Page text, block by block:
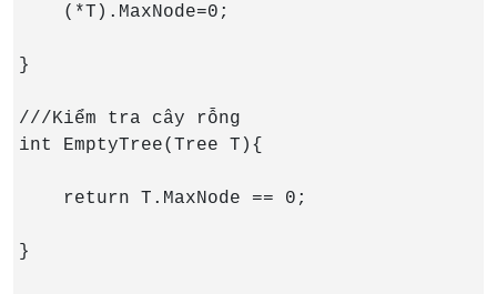
    (*T).MaxNode=0;
}
///Kiểm tra cây rỗng
int EmptyTree(Tree T){
    return T.MaxNode == 0;
}